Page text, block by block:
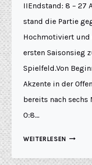
IIEndstand: 8 – 27
stand die Partie
Hochmotiviert und
ersten Saisonsieg
Spielfeld.Von
Akzente in der
bereits nach
0:8…
WEITERLESEN